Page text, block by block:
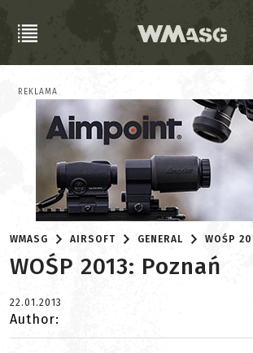
REKLAMA
WMASG AIRSOFT GENERAL WOŚP
WOŚP 2013: Poznań
22.01.2013
Author: